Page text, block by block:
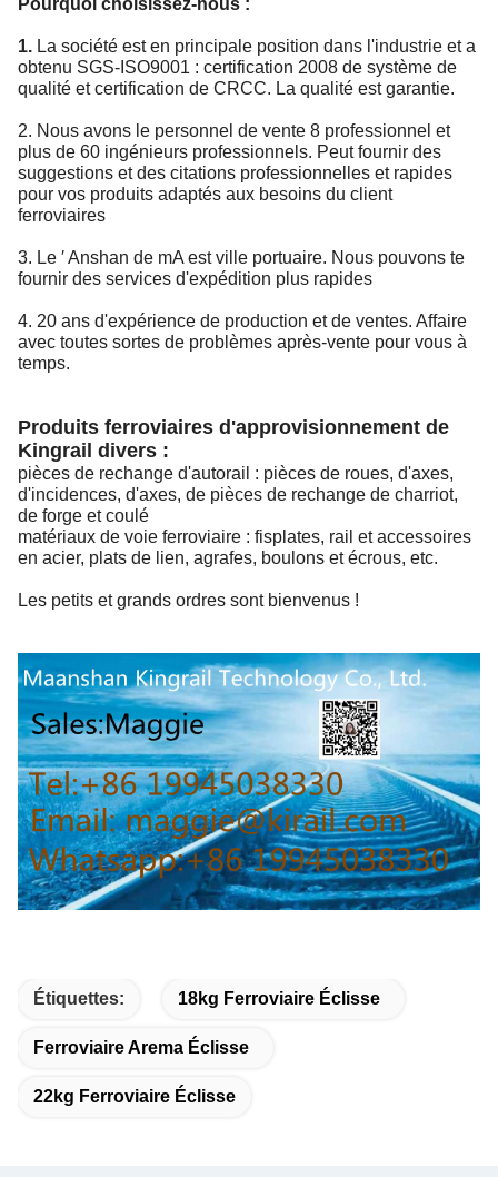
Pourquoi choisissez-nous :
1. La société est en principale position dans l'industrie et a
obtenu SGS-ISO9001 : certification 2008 de système de
qualité et certification de CRCC. La qualité est garantie.
2. Nous avons le personnel de vente 8 professionnel et
plus de 60 ingénieurs professionnels. Peut fournir des
suggestions et des citations professionnelles et rapides
pour vos produits adaptés aux besoins du client
ferroviaires
3. Le ′ Anshan de mA est ville portuaire. Nous pouvons te
fournir des services d'expédition plus rapides
4. 20 ans d'expérience de production et de ventes. Affaire
avec toutes sortes de problèmes après-vente pour vous à
temps.
Produits ferroviaires d'approvisionnement de
Kingrail divers :
pièces de rechange d'autorail : pièces de roues, d'axes,
d'incidences, d'axes, de pièces de rechange de charriot,
de forge et coulé
matériaux de voie ferroviaire : fisplates, rail et accessoires
en acier, plats de lien, agrafes, boulons et écrous, etc.
Les petits et grands ordres sont bienvenus !
Étiquettes: 18kg Ferroviaire Éclisse
Ferroviaire Arema Éclisse
22kg Ferroviaire Éclisse